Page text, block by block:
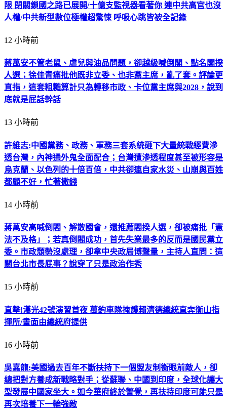
限 閉關鎖國之路已展開/十億支監視器看著你 連中共高官也沒
人權/中共新型數位極權超驚悚 呼吸心跳皆被全記錄
12 小時前
蔣萬安不管老鼠、虐兒與油品問題，卻越級喊倒閣、點名閣揆
人選；徐佳青痛批他既非立委、也非黨主席，亂了套。評論更
直指，這套粗糙算計只為轉移市政、卡位黨主席與2028，說到
底就是屁話幹話
13 小時前
許維志:中國黨務、政務、軍務三套系統砸下大量統戰經費滲
透台灣，內神通外鬼全面配合；台灣遭滲透程度甚至被形容是
烏克蘭、以色列的十倍百倍，中共卻連自家水災、山崩與百姓
都顧不好，忙著撒錢
14 小時前
蔣萬安高喊倒閣、解散國會，還推薦閣揆人選，卻被痛批「憲
法不及格」；若真倒閣成功，首先失業最多的反而是國民黨立
委。市政頹勢沒處理，卻拿中央政局博聲量，主持人直問：這
關台北市長屁事？說穿了只是政治作秀
15 小時前
直擊!漢光42號演習首夜 萬鈞車隊掩護賴清德總統直奔衡山指
揮所/畫面由總統府提供
16 小時前
吳嘉龍:美國過去百年不斷扶持下一個盟友制衡眼前敵人，卻
總把對方養成新戰略對手；從蘇聯、中國到印度，全球化讓大
型發展中國家坐大。如今華府終於警覺，再扶持印度可能只是
再次培養下一輪強敵